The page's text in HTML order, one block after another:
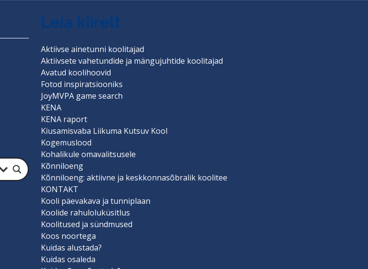
Leia kiirelt
Aktiivse ainetunni koolitajad
Aktiivsete vahetundide ja mängujuhtide koolitajad
Avatud koolihoovid
Fotod inspiratsiooniks
JoyMVPA game search
KENA
KENA raport
Kiusamisvaba Liikuma Kutsuv Kool
Kogemuslood
Kohalikule omavalitsusele
Kõnniloeng
Kõnniloeng: aktiivne ja keskkonnasõbralik koolitee
KONTAKT
Kooli päevakava ja tunniplaan
Koolide rahuloluküsitlus
Koolitused ja sündmused
Koos noortega
Kuidas alustada?
Kuidas osaleda